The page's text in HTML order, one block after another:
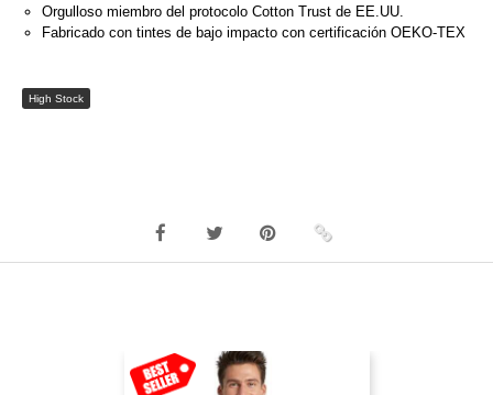
Orgulloso miembro del protocolo Cotton Trust de EE.UU.
Fabricado con tintes de bajo impacto con certificación OEKO-TEX
High Stock